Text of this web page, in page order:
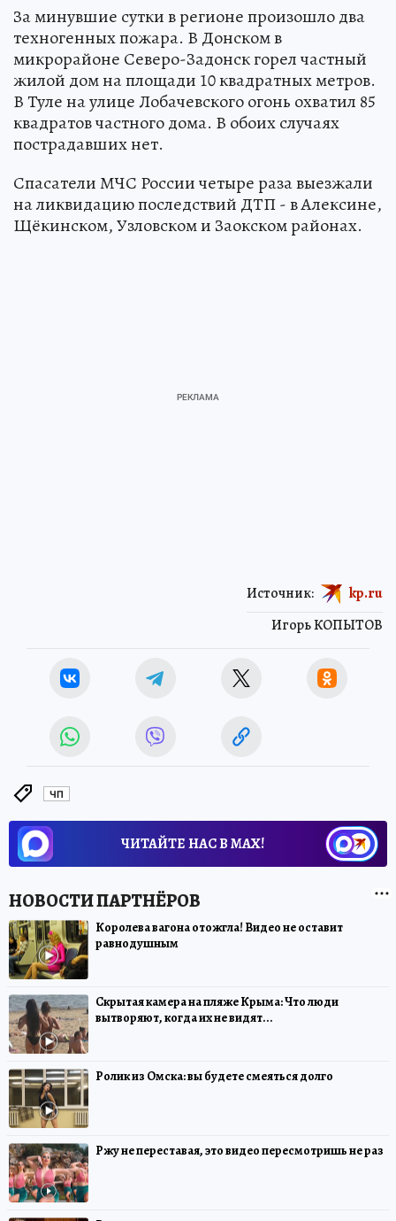
За минувшие сутки в регионе произошло два
техногенных пожара. В Донском в
микрорайоне Северо-Задонск горел частный
жилой дом на площади 10 квадратных метров.
В Туле на улице Лобачевского огонь охватил 85
квадратов частного дома. В обоих случаях
пострадавших нет.
Спасатели МЧС России четыре раза выезжали
на ликвидацию последствий ДТП - в Алексине,
Щёкинском, Узловском и Заокском районах.
Игорь КОПЫТОВ
Источник: kp.ru
ЧП
ЧИТАЙТЕ НАС В МАХ!
Королева вагона отожгла! Видео не оставит
равнодушным
Скрытая камера на пляже Крыма: Что люди
вытворяют, когда их не видят...
Ролик из Омска: вы будете смеяться долго
Ржу не переставая, это видео пересмотришь не раз